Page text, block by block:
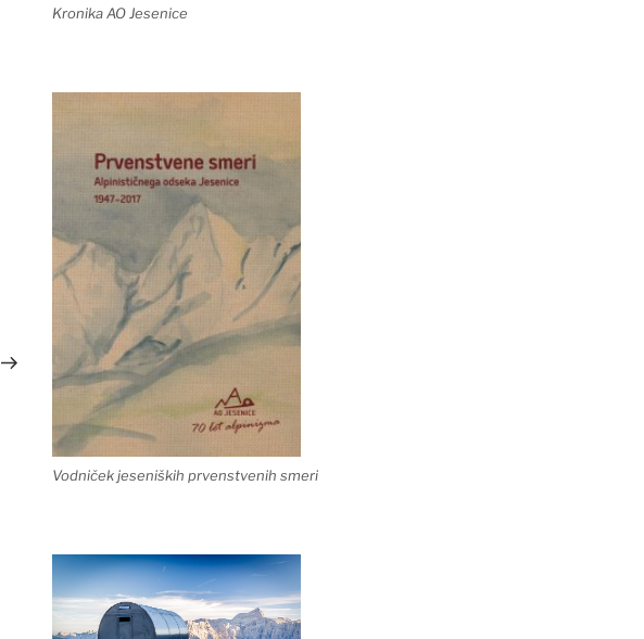
prispevek
Kronika AO Jesenice
Vodniček jeseniških prvenstvenih smeri